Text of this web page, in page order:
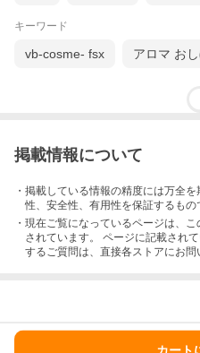
キーワード
vb-cosme- fsx アロマ おし
掲載情報について
・掲載している情報の精度には万全
性、安全性、有用性を保証するもの
・現在ご覧になっているページは、こ
されています。 ページに記載され
するご質問は、直接各ストアにお問